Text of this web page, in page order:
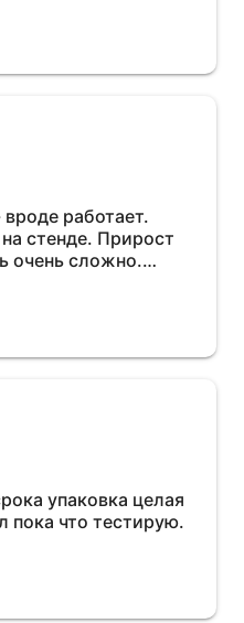
работает.
стенде. Прирост
очень сложно.
и посмотрю, что
упаковка целая
пока что тестирую.